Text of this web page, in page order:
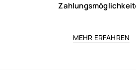
MEHR ERFAHREN